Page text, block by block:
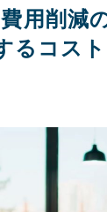
用削減
るコス